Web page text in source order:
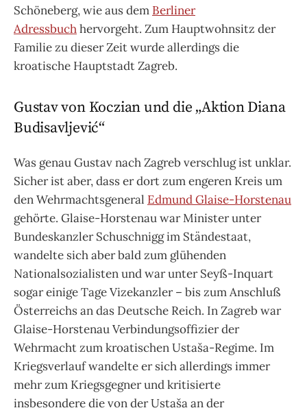
Schöneberg, wie aus dem Berliner
Adressbuchhervorgeht. Zum Hauptwohnsitz der
Familie zu dieser Zeit wurde allerdings die
kroatische Hauptstadt Zagreb.
Gustav von Koczian und die „Aktion Diana
Budisavljević“
Was genau Gustav nach Zagreb verschlug ist unklar.
Sicher ist aber, dass er dort zum engeren Kreis um
den Wehrmachtsgeneral Edmund Glaise-Horstenau
gehörte. Glaise-Horstenau war Minister unter
Bundeskanzler Schuschnigg im Ständestaat,
wandelte sich aber bald zum glühenden
Nationalsozialisten und war unter Seyß-Inquart
sogar einige Tage Vizekanzler – bis zum Anschluß
Österreichs an das Deutsche Reich. In Zagreb war
Glaise-Horstenau Verbindungsoffizier der
Wehrmacht zum kroatischen Ustaša-Regime. Im
Kriegsverlauf wandelte er sich allerdings immer
mehr zum Kriegsgegner und kritisierte
insbesondere die von der Ustaša an der